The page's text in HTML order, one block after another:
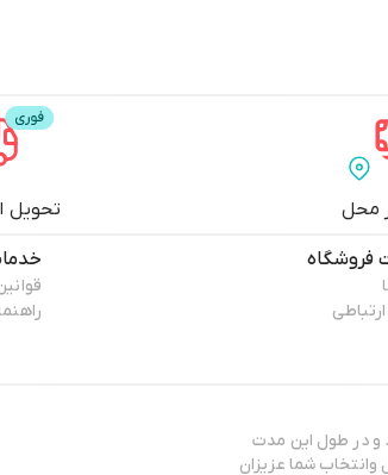
محل تحویل
فروشگاه
و در طول این مدت
وانتخاب شما عزیزان